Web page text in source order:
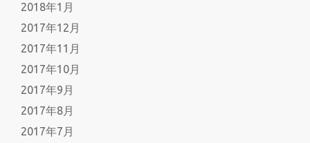
2018年1月
2017年12月
2017年11月
2017年10月
2017年9月
2017年8月
2017年7月